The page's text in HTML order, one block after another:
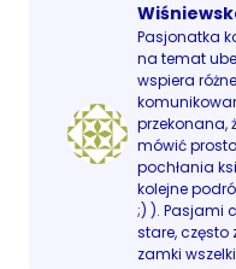
Pasjonatka
na temat
wspiera
przekonana,
mówić
pochłania
kolejne
;) ). Pasjami
stare, często
zamki